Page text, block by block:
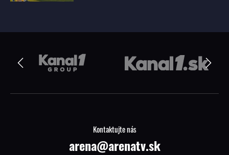
Kontaktujte nás
arena@arenatv.sk